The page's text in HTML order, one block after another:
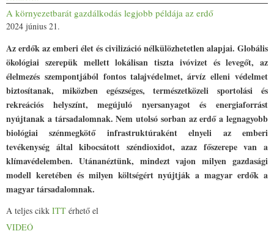
A környezetbarát gazdálkodás legjobb példája az erdő
2024 június 21.
Az erdők az emberi élet és civilizáció nélkülözhetetlen alapjai. Globális
ökológiai szerepük mellett lokálisan tiszta ivóvizet és levegőt, az
élelmezés szempontjából fontos talajvédelmet, árvíz elleni védelmet
biztosítanak, miközben egészséges, természetközeli sportolási és
rekreációs helyszínt, megújuló nyersanyagot és energiaforrást
nyújtanak a társadalomnak. Nem utolsó sorban az erdő a legnagyobb
biológiai szénmegkötő infrastruktúraként elnyeli az emberi
tevékenység által kibocsátott széndioxidot, azaz főszerepe van a
klímavédelemben. Utánanéztünk, mindezt vajon milyen gazdasági
modell keretében és milyen költségért nyújtják a magyar erdők a
magyar társadalomnak.
A teljes cikk ITT érhető el
VIDEÓ